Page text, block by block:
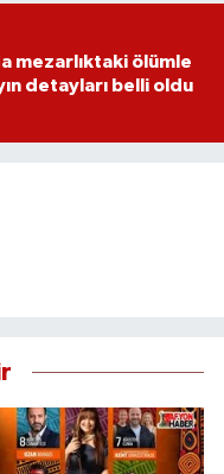
mezarlıktaki ölümle
detayları belli oldu